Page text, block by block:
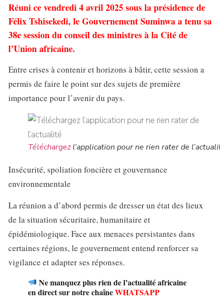
Réuni ce vendredi 4 avril 2025 sous la présidence de
Félix Tshisekedi, le Gouvernement Suminwa a tenu sa
38e session du conseil des ministres à la Cité de
l’Union africaine.
Entre crises à contenir et horizons à bâtir, cette session a
permis de faire le point sur des sujets de première
importance pour l’avenir du pays.
Téléchargezl’application pour ne rien rater de
Insécurité, spoliation foncière et gouvernance
environnementale
La réunion a d’abord permis de dresser un état des lieux
de la situation sécuritaire, humanitaire et
épidémiologique. Face aux menaces persistantes dans
certaines régions, le gouvernement entend renforcer sa
vigilance et adapter ses réponses.
Ne manquez plus rien de l’actualité africaine
en direct sur notre chaîneWHATSAPP